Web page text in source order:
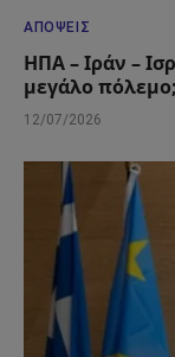
ΑΠΌΨΕΙΣ
ΗΠΑ – Ιράν –
μεγάλο πόλεμο;
12/07/2026